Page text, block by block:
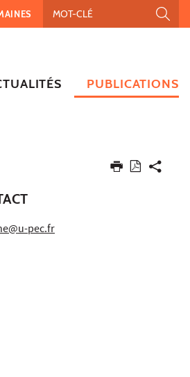
PUBLICATIONS
pec.fr